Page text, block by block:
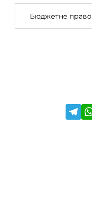
Бюджетне право